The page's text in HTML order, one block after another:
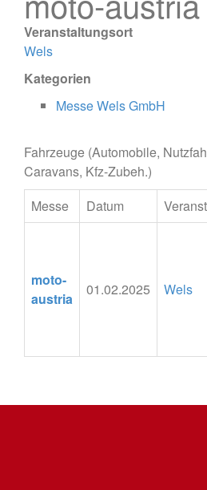
Veranstaltungsort
Wels
Kategorien
Messe Wels GmbH
Fahrzeuge (Automobile,
Caravans, Kfz-Zubeh.)
Messe
Datum
moto-
austria
01.02.2025 Wels